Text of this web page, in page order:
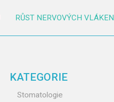
RŮST NERVOVÝCH VLÁKEN
KATEGORIE
Stomatologie